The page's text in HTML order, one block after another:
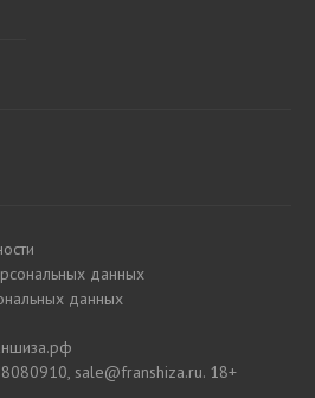
данных
данных
sale@franshiza.ru. 18+